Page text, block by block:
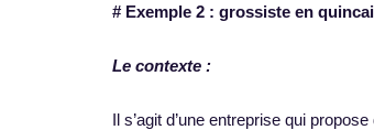
# Exemple 2 : grossiste en
Le contexte :
Il s’agit d’une entreprise qui